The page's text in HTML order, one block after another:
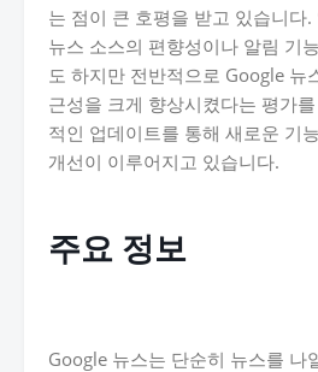
는 점이 큰 호평을 받고 있습니다
뉴스 소스의 편향성이나 알림 기
도 하지만 전반적으로 Google 뉴
근성을 크게 향상시켰다는 평가
적인 업데이트를 통해 새로운 기
개선이 이루어지고 있습니다.
주요 정보
Google 뉴스는 단순히 뉴스를 나